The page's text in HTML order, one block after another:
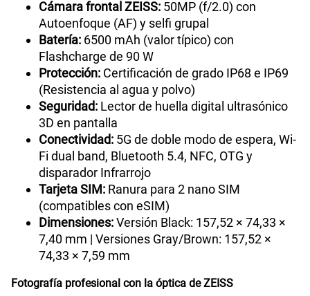
Cámara frontal ZEISS: 50MP (f/2.0) con
Autoenfoque (AF) y selfi grupal
Batería: 6500 mAh (valor típico) con
Flashcharge de 90 W
Protección: Certificación de grado IP68 e IP69
(Resistencia al agua y polvo)
Seguridad: Lector de huella digital ultrasónico
3D en pantalla
Conectividad: 5G de doble modo de espera, Wi-
Fi dual band, Bluetooth 5.4, NFC, OTG y
disparador Infrarrojo
Tarjeta SIM: Ranura para 2 nano SIM
(compatibles con eSIM)
Dimensiones:Versión Black: 157,52 × 74,33 ×
7,40 mm | Versiones Gray/Brown: 157,52 ×
74,33 × 7,59 mm
Fotografía profesional con la óptica de ZEISS